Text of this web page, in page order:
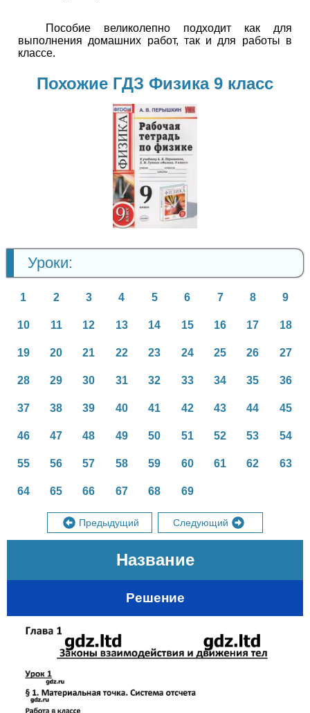
Пособие великолепно подходит как для
выполнения домашних работ, так и для работы в
классе.
Похожие ГДЗ Физика 9 класс
Физика
9 класс
Уроки:
1 2 3 4 5 6 7 8 9
10 11 12 13 14 15 16 17 18
19 20 21 22 23 24 25 26 27
28 29 30 31 32 33 34 35 36
37 38 39 40 41 42 43 44 45
46 47 48 49 50 51 52 53 54
55 56 57 58 59 60 61 62 63
64 65 66 67 68 69
Предыдущий Следующий
Название
Решение